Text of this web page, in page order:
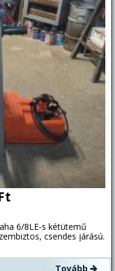
szabású Technique
Rollgrósz és
Harken csörlő, melyből 2
12 főre
Balatonon és csak
luxuskivitel!
szerető Sporttársnak
lehetséges,
rendelkezésre áll. Tel.
6/8LE-s kétütemű
csendes járású.
Tovább